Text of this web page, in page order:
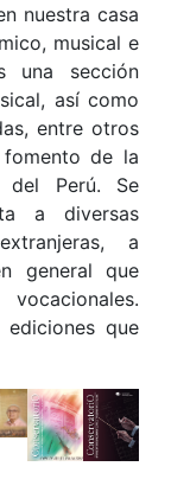
nuestra casa
musical e
una sección
así como
entre otros
de la
del Perú. Se
a diversas
a
general que
ediciones que